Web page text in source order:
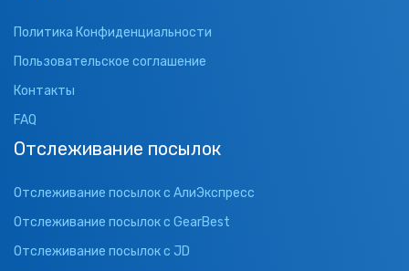
Политика Конфиденциальности
Пользовательское соглашение
Контакты
FAQ
Отслеживание посылок
Отслеживание посылок с АлиЭкспресс
Отслеживание посылок с GearBest
Отслеживание посылок с JD